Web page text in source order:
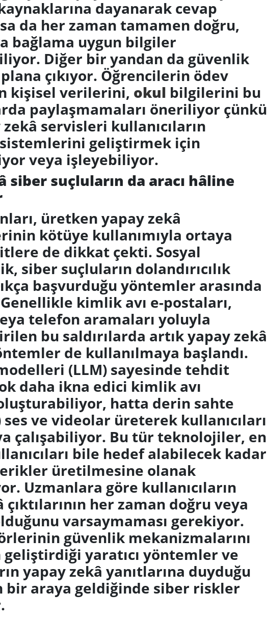
dayanarak cevap
da her zaman tamamen doğru,
bağlama uygun bilgiler
Diğer bir yandan da güvenlik
çıkıyor. Öğrencilerin ödev
kişisel verilerini, okul bilgilerini bu
paylaşmamaları öneriliyor çünkü
zekâ servisleri kullanıcıların
geliştirmek için
veya işleyebiliyor.
siber suçluların da aracı hâline
üretken yapay zekâ
kötüye kullanımıyla ortaya
de dikkat çekti. Sosyal
siber suçluların dolandırıcılık
başvurduğu yöntemler arasında
kimlik avı e-postaları,
telefon aramaları yoluyla
bu saldırılarda artık yapay zekâ
de kullanılmaya başlandı.
(LLM) sayesinde tehdit
daha ikna edici kimlik avı
hatta derin sahte
ve videolar üreterek kullanıcıları
çalışabiliyor. Bu tür teknolojiler, en
bile hedef alabilecek kadar
üretilmesine olanak
Uzmanlara göre kullanıcıların
çıktılarının her zaman doğru veya
varsaymaması gerekiyor.
güvenlik mekanizmalarını
yaratıcı yöntemler ve
yapay zekâ yanıtlarına duyduğu
bir araya geldiğinde siber riskler